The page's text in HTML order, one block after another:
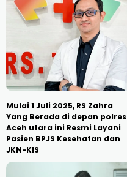
Mulai 1 Juli 2025, RS Zahra
Yang Berada di depan polres
Aceh utara ini Resmi Layani
Pasien BPJS Kesehatan dan
JKN-KIS